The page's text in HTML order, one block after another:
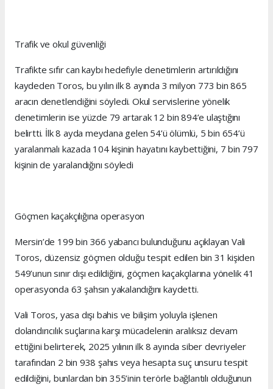
Trafik ve okul güvenliği
Trafikte sıfır can kaybı hedefiyle denetimlerin artırıldığını
kaydeden Toros, bu yılın ilk 8 ayında 3 milyon 773 bin 865
aracın denetlendiğini söyledi. Okul servislerine yönelik
denetimlerin ise yüzde 79 artarak 12 bin 894’e ulaştığını
belirtti. İlk 8 ayda meydana gelen 54’ü ölümlü, 5 bin 654’ü
yaralanmalı kazada 104 kişinin hayatını kaybettiğini, 7 bin 797
kişinin de yaralandığını söyledi
Göçmen kaçakçılığına operasyon
Mersin’de 199 bin 366 yabancı bulunduğunu açıklayan Vali
Toros, düzensiz göçmen olduğu tespit edilen bin 31 kişiden
549’unun sınır dışı edildiğini, göçmen kaçakçılarına yönelik 41
operasyonda 63 şahsın yakalandığını kaydetti.
Vali Toros, yasa dışı bahis ve bilişim yoluyla işlenen
dolandırıcılık suçlarına karşı mücadelenin aralıksız devam
ettiğini belirterek, 2025 yılının ilk 8 ayında siber devriyeler
tarafından 2 bin 938 şahıs veya hesapta suç unsuru tespit
edildiğini, bunlardan bin 355’inin terörle bağlantılı olduğunun